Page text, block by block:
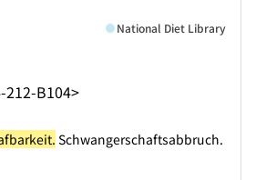
212-B104>
National Diet Library
Schwangerschaftsabbruch.